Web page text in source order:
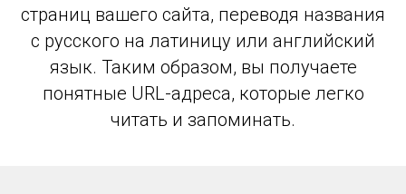
страниц вашего сайта, переводя названия
с русского на латиницу или английский
язык. Таким образом, вы получаете
понятные URL-адреса, которые легко
читать и запоминать.